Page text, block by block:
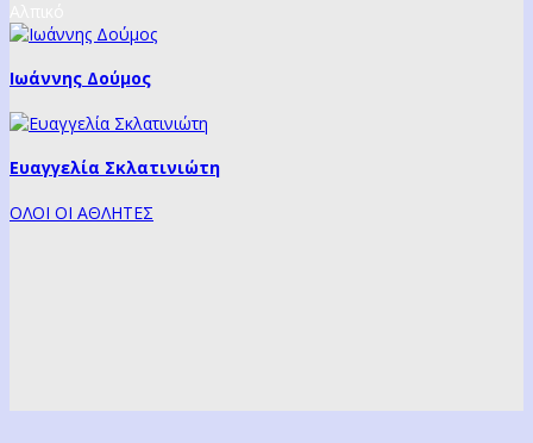
Ιωάννης Δούμος
Ευαγγελία Σκλατινιώτη
ΟΛΟΙ ΟΙ ΑΘΛΗΤΕΣ